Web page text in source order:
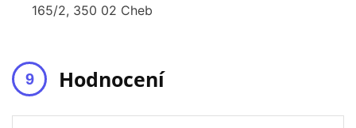
165/2, 350 02 Cheb
Hodnocení